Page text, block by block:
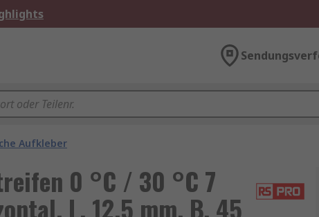
Aufkleber
0 °C / 30 °C 7
L. 12.5 mm, B. 45